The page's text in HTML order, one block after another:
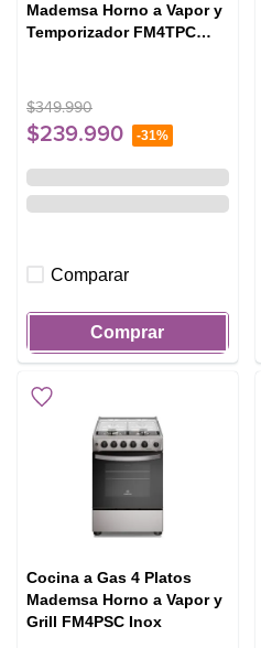
Mademsa Horno a Vapor y
Temporizador FM4TPC
$349.990
$239.990 -31%
Comparar
Comprar
Cocina a Gas 4 Platos
Mademsa Horno a Vapor y
Grill FM4PSC Inox